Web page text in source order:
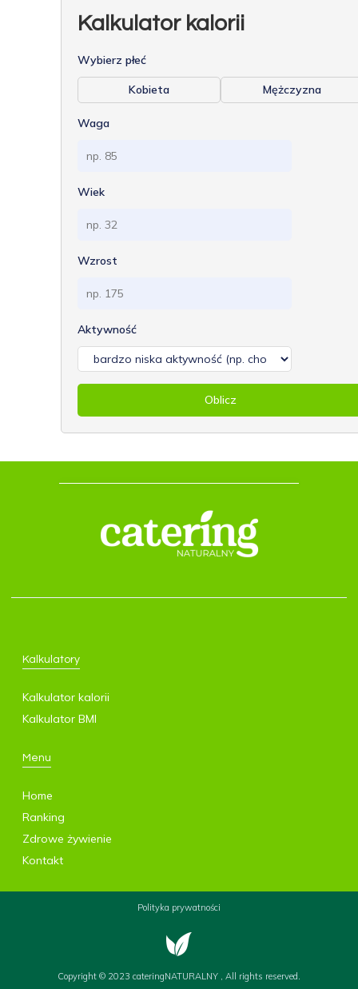
Kalkulator kalorii
Wybierz płeć
Kobieta Mężczyzna
Waga
Wiek
Wzrost
Aktywność
Oblicz
Kalkulatory
Kalkulator kalorii
Kalkulator BMI
Menu
Home
Ranking
Zdrowe żywienie
Kontakt
Polityka prywatności
Copyright © 2023 cateringNATURALNY , All rights reserved.